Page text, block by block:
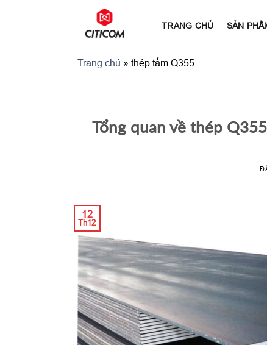
TRANG CHỦ SẢN
Trang chủ » thép tấm Q355
Tổng quan về thép
12
Th12